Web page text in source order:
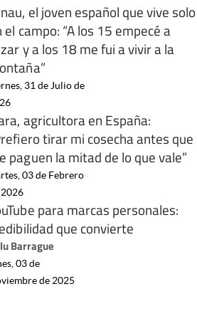
el joven español que vive solo
el campo: “A los 15 empecé a
y a los 18 me fui a vivir a la
31 de Julio de
agricultora en España:
tirar mi cosecha antes que
paguen la mitad de lo que vale”
03 de Febrero
para marcas personales:
que convierte
Barrague
03 de
de 2025